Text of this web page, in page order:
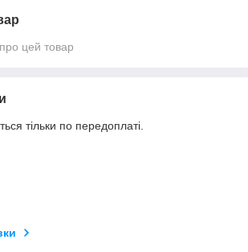
цей товар
тільки по передоплаті.